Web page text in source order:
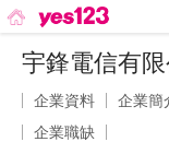
宇鋒電信有限
企業資料 企業簡
企業職缺